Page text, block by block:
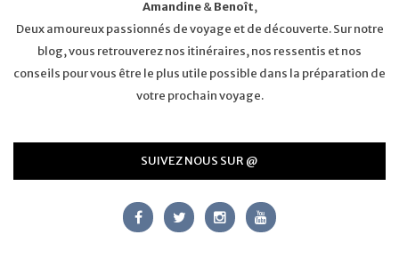
Amandine&Benoît,
Deux amoureux passionnés de voyage et de découverte. Sur notre
blog, vous retrouverez nos itinéraires, nos ressentis et nos
conseils pour vous être le plus utile possible dans la préparation de
votre prochain voyage.
SUIVEZ NOUS SUR @